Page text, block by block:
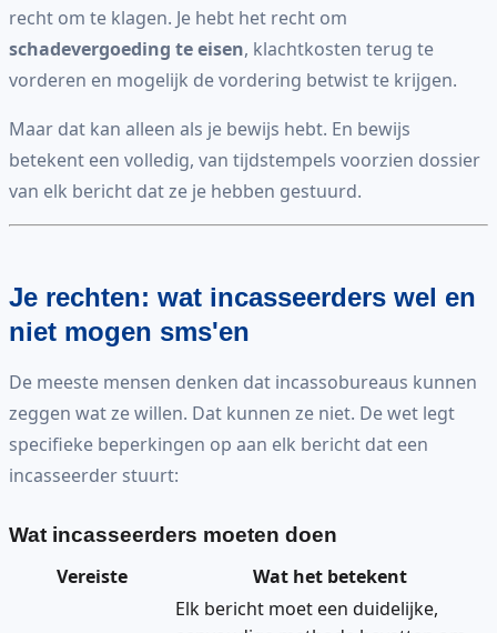
recht om te klagen. Je hebt het recht om
schadevergoeding te eisen, klachtkosten terug te
vorderen en mogelijk de vordering betwist te krijgen.
Maar dat kan alleen als je bewijs hebt. En bewijs
betekent een volledig, van tijdstempels voorzien dossier
van elk bericht dat ze je hebben gestuurd.
Je rechten: wat incasseerders wel en
niet mogen sms'en
De meeste mensen denken dat incassobureaus kunnen
zeggen wat ze willen. Dat kunnen ze niet. De wet legt
specifieke beperkingen op aan elk bericht dat een
incasseerder stuurt:
Wat incasseerders moeten doen
Vereiste Wat het betekent
Elk bericht moet een duidelijke,